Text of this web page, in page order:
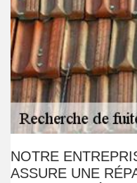
NOTRE
ASSURE UNE